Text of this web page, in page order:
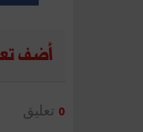
أضف
0 تعليق